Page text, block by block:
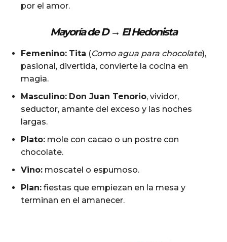
por el amor.
Mayoría de D → El Hedonista
Femenino: Tita (Como agua para chocolate),
pasional, divertida, convierte la cocina en
magia.
Masculino: Don Juan Tenorio, vividor,
seductor, amante del exceso y las noches
largas.
Plato: mole con cacao o un postre con
chocolate.
Vino: moscatel o espumoso.
Plan: fiestas que empiezan en la mesa y
terminan en el amanecer.